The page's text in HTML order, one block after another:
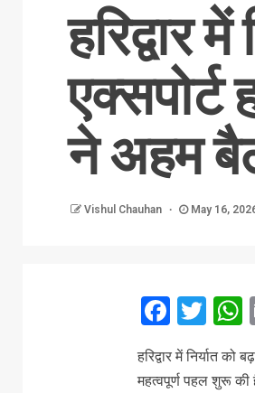
हरिद्वार
ने अहम
Vishul Chauhan May 16,
हरिद्वार में निर्यात
महत्वपूर्ण पहल शुरू की